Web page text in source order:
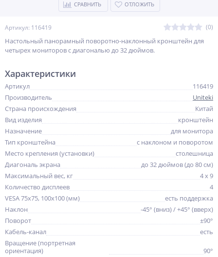
Артикул: 116419 (0)
Настольный панорамный поворотно-наклонный кронштейн для
четырех мониторов с диагональю до 32 дюймов.
СРАВНИТЬ ОТЛОЖИТЬ
Характеристики
Артикул
116419
Производитель
Uniteki
Страна происхождения
Китай
Вид изделия
кронштейн
Назначение
для монитора
Тип кронштейна
с наклоном и поворотом
Место крепления (установки)
столешница
Диагональ экрана
до 32 дюймов (до 80 см)
Максимальный вес, кг
4 x 9
Количество дисплеев
4
VESA 75x75, 100x100 (мм)
есть поддержка
Наклон
-45° (вниз) / +45° (вверх)
Поворот
±90°
Кабель-канал
есть
Вращение (портретная
ориентация)
90°